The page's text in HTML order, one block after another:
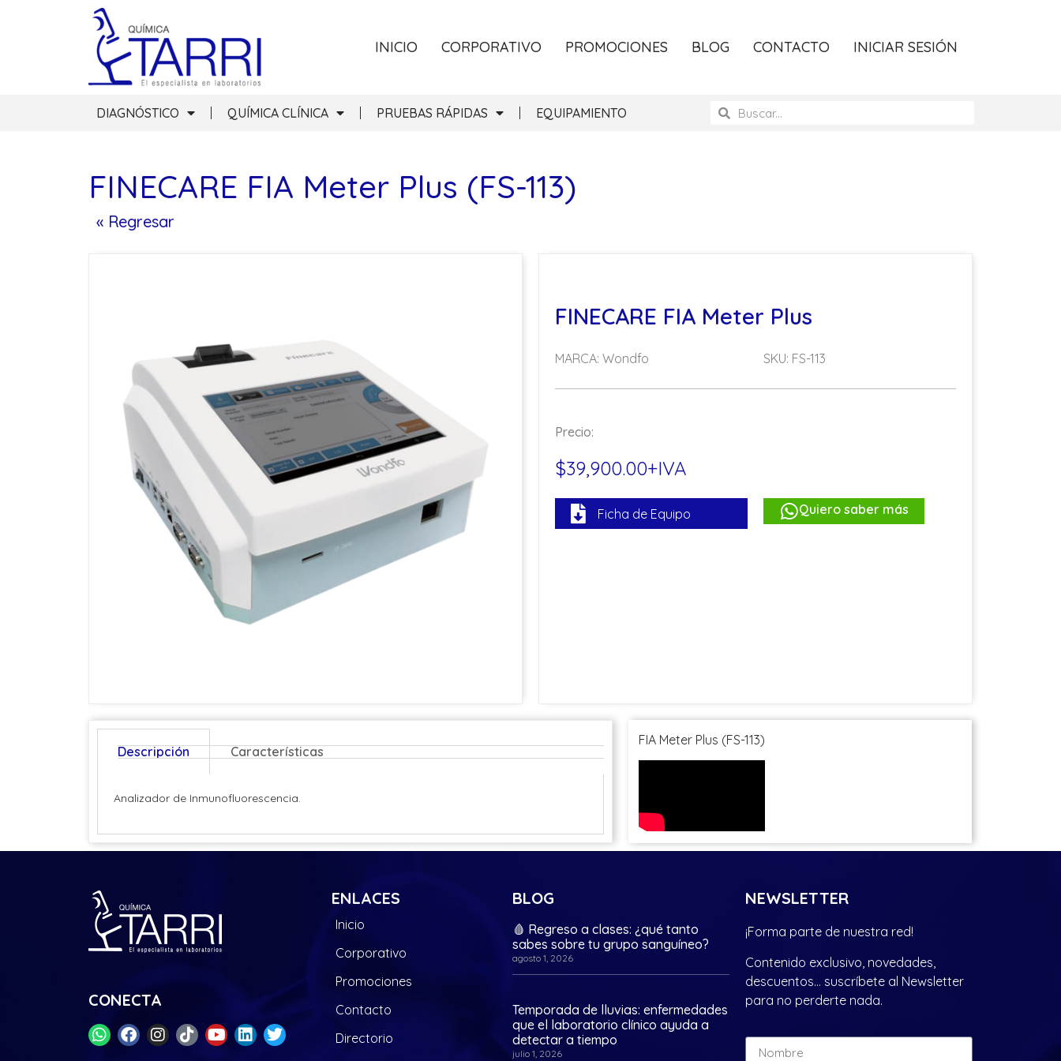
INICIO CORPORATIVO PROMOCIONES BLOG CONTACTO INICIAR SESIÓN
DIAGNÓSTICO QUÍMICA CLÍNICA PRUEBAS RÁPIDAS EQUIPAMIENTO
FINECARE FIA Meter Plus (FS-113)
« Regresar
FINECARE FIA Meter Plus
MARCA: Wondfo SKU: FS-113
Precio:
$39,900.00+IVA
Ficha de Equipo Quiero saber más
Descripción Características
Analizador de Inmunofluorescencia.
FIA Meter Plus (FS-113)
CONECTA
ENLACES
Inicio
Corporativo
Promociones
Contacto
Directorio
BLOG
🩸 Regreso a clases: ¿qué tanto
sabes sobre tu grupo sanguíneo?
agosto 1, 2026
Temporada de lluvias: enfermedades
que el laboratorio clínico ayuda a
detectar a tiempo
julio 1, 2026
NEWSLETTER
¡Forma parte de nuestra red!
Contenido exclusivo, novedades,
descuentos… suscríbete al Newsletter
para no perderte nada.